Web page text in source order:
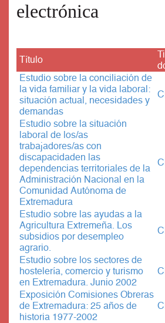
electrónica
Título
Estudio sobre la conciliación de
la vida familiar y la vida laboral:
situación actual, necesidades y
demandas
Estudio sobre la situación
laboral de los/as
trabajadores/as con
discapacidaden las
dependencias territoriales de la
Administración Nacional en la
Comunidad Autónoma de
Extremadura
Estudio sobre las ayudas a la
Agricultura Extremeña. Los
subsidios por desempleo
agrario.
Estudio sobre los sectores de
hostelería, comercio y turismo
en Extremadura. Junio 2002
Exposición Comisiones Obreras
de Extremadura: 25 años de
historia 1977-2002